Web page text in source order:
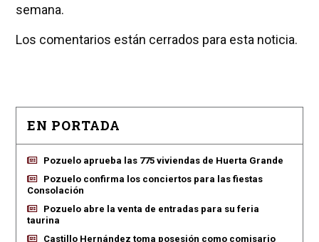
semana.
Los comentarios están cerrados para esta noticia.
EN PORTADA
Pozuelo aprueba las 775 viviendas de Huerta Grande
Pozuelo confirma los conciertos para las fiestas
Consolación
Pozuelo abre la venta de entradas para su feria
taurina
Castillo Hernández toma posesión como comisario